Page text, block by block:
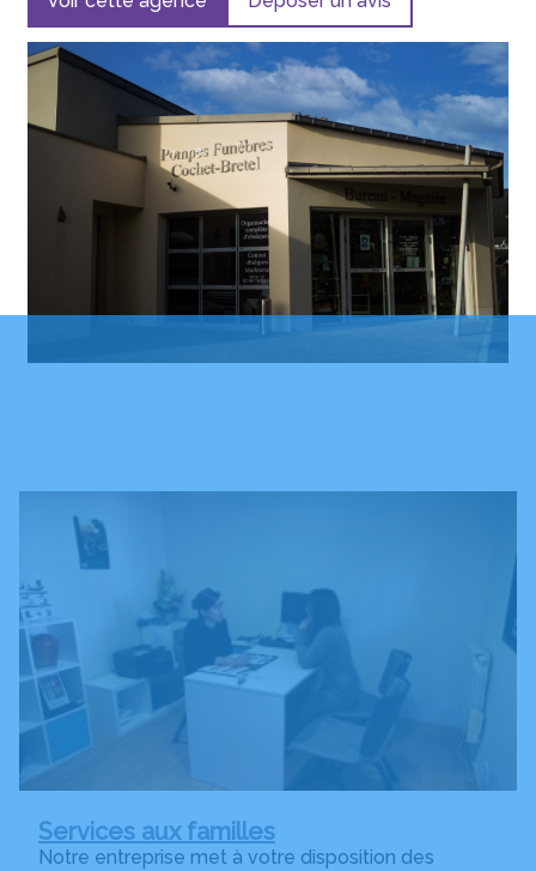
Services aux familles
Notre entreprise met à votre disposition des